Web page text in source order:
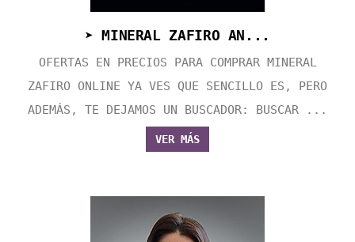
➤ MINERAL ZAFIRO AN...
OFERTAS EN PRECIOS PARA COMPRAR MINERAL
ZAFIRO ONLINE YA VES QUE SENCILLO ES, PERO
ADEMÁS, TE DEJAMOS UN BUSCADOR: BUSCAR ...
VER MÁS